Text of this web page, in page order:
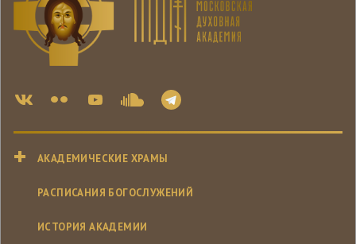
АКАДЕМИЧЕСКИЕ ХРАМЫ
РАСПИСАНИЯ БОГОСЛУЖЕНИЙ
ИСТОРИЯ АКАДЕМИИ